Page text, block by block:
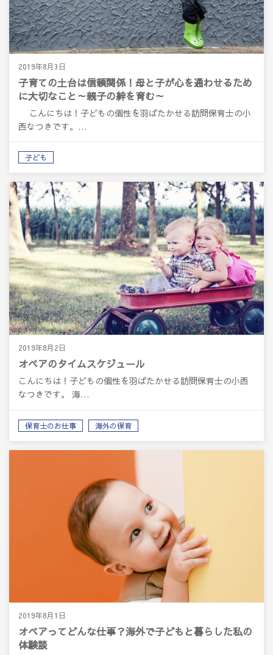
2019年8月3日
子育ての土台は信頼関係！母と子が心を通わせるため
に大切なこと～親子の絆を育む～
こんにちは！子どもの個性を羽ばたかせる訪問保育士の小
西なつきです。…
子ども
2019年8月2日
オペアのタイムスケジュール
こんにちは！子どもの個性を羽ばたかせる訪問保育士の小西
なつきです。 海…
保育士のお仕事 海外の保育
2019年8月1日
オペアってどんな仕事？海外で子どもと暮らした私の
体験談